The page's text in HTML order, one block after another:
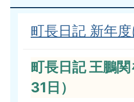
町長日記 新年
町長日記 王鵬
31日）